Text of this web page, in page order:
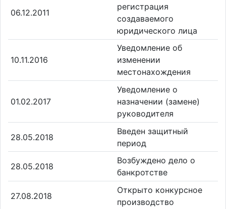
06.12.2011
регистрация
создаваемого
юридического лица
10.11.2016
Уведомление об
изменении
местонахождения
01.02.2017
Уведомление о
назначении (замене)
руководителя
28.05.2018
Введен защитный
период
28.05.2018
Возбуждено дело о
банкротстве
27.08.2018
Открыто конкурсное
производство